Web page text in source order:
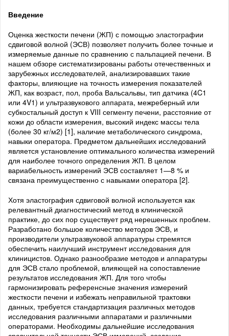
Введение
Оценка жесткости печени (ЖП) с помощью эластографии
сдвиговой волной (ЭСВ) позволяет получить более точные и
измеряемые данные по сравнению с пальпацией печени. В
нашем обзоре систематизированы работы отечественных и
зарубежных исследователей, анализировавших такие
факторы, влияющие на точность измерения показателей
ЖП, как возраст, пол, проба Вальсальвы, тип датчика (4C1
или 4V1) и ультразвукового аппарата, межреберный или
субкостальный доступ к VIII сегменту печени, расстояние от
кожи до области измерения, высокий индекс массы тела
(более 30 кг/м2) [1], наличие метаболического синдрома,
навыки оператора. Предметом дальнейших исследований
является установление оптимального количества измерений
для наиболее точного определения ЖП. В целом
вариабельность измерений ЭСВ составляет 1—8 % и
связана преимущественно с навыками оператора [2].
Хотя эластография сдвиговой волной используется как
релевантный диагностический метод в клинической
практике, до сих пор существует ряд нерешенных проблем.
Разработано большое количество методов ЭСВ, и
производители ультразвуковой аппаратуры стремятся
обеспечить наилучший инструмент исследования для
клиницистов. Однако разнообразие методов и аппаратуры
для ЭСВ стало проблемой, влияющей на сопоставление
результатов исследования ЖП. Для того чтобы
гармонизировать референсные значения измерений
жесткости печени и избежать неправильной трактовки
данных, требуется стандартизация различных методов
исследования различными аппаратами и различными
операторами. Необходимы дальнейшие исследования